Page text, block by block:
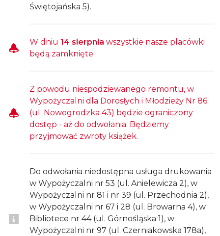
Świętojańska 5).
W dniu 14 sierpnia wszystkie nasze placówki
będą zamknięte.
Z powodu niespodziewanego remontu, w
Wypożyczalni dla Dorosłych i Młodzieży Nr 86
(ul. Nowogrodzka 43) będzie ograniczony
dostęp - aż do odwołania. Będziemy
przyjmować zwroty książek.
Do odwołania niedostępna usługa drukowania
w Wypożyczalni nr 53 (ul. Anielewicza 2), w
Wypożyczalni nr 81 i nr 39 (ul. Przechodnia 2),
w Wypożyczalni nr 67 i 28 (ul. Browarna 4), w
Bibliotece nr 44 (ul. Górnośląska 1), w
Wypożyczalni nr 97 (ul. Czerniakowska 178a),